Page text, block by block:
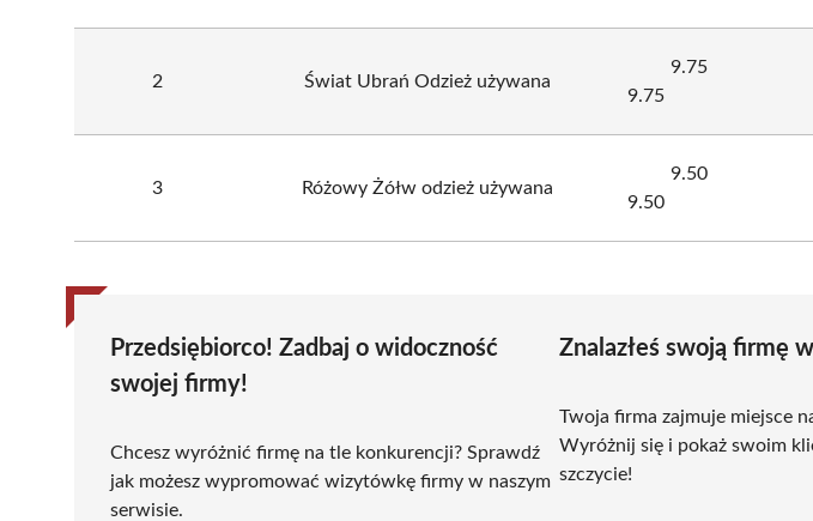
2 Świat Ubrań Odzież używana
9.75
9.75
3 Różowy Żółw odzież używana
9.50
9.50
Przedsiębiorco! Zadbaj o widoczność
swojej firmy!
Chcesz wyróżnić firmę na tle konkurencji? Sprawdź
jak możesz wypromować wizytówkę firmy w naszym
serwisie.
Znalazłeś swoją firmę
Twoja firma zajmuje miejsce
Wyróżnij się i pokaż swoim
szczycie!